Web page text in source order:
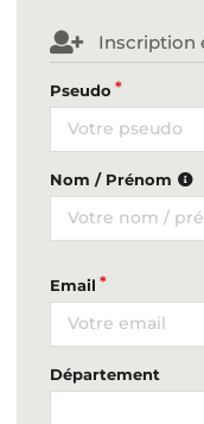
Inscription
Pseudo
Nom / Prénom
Email
Département